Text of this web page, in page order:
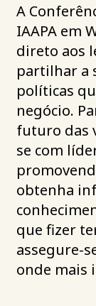
A
IAAPA em
direto aos
partilhar a
políticas
negócio.
futuro das
se com
obtenha
que fizer
assegure-
onde mais